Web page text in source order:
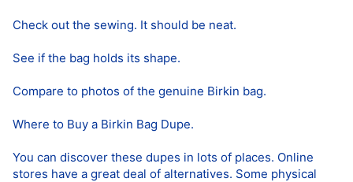
Check out the sewing. It should be neat.
See if the bag holds its shape.
Compare to photos of the genuine Birkin bag.
Where to Buy a Birkin Bag Dupe.
You can discover these dupes in lots of places. Online
stores have a great deal of alternatives. Some physical